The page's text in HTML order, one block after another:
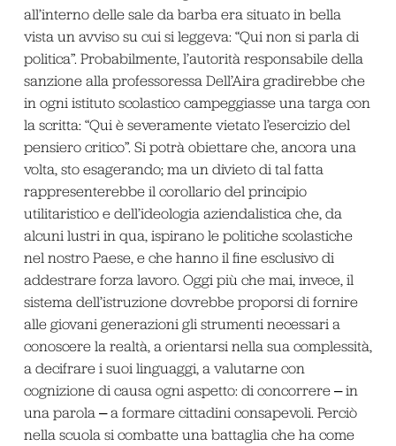
all’interno delle sale da barba era situato in bella
vista un avviso su cui si leggeva: “Qui non si parla di
politica”. Probabilmente, l’autorità responsabile della
sanzione alla professoressa Dell’Aira gradirebbe che
in ogni istituto scolastico campeggiasse una targa con
la scritta: “Qui è severamente vietato l’esercizio del
pensiero critico”. Si potrà obiettare che, ancora una
volta, sto esagerando; ma un divieto di tal fatta
rappresenterebbe il corollario del principio
utilitaristico e dell’ideologia aziendalistica che, da
alcuni lustri in qua, ispirano le politiche scolastiche
nel nostro Paese, e che hanno il fine esclusivo di
addestrare forza lavoro. Oggi più che mai, invece, il
sistema dell’istruzione dovrebbe proporsi di fornire
alle giovani generazioni gli strumenti necessari a
conoscere la realtà, a orientarsi nella sua complessità,
a decifrare i suoi linguaggi, a valutarne con
cognizione di causa ogni aspetto: di concorrere ‒ in
una parola ‒ a formare cittadini consapevoli. Perciò
nella scuola si combatte una battaglia che ha come